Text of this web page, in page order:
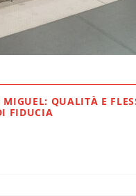
FLESSIBILITÀ
FIDUCIA